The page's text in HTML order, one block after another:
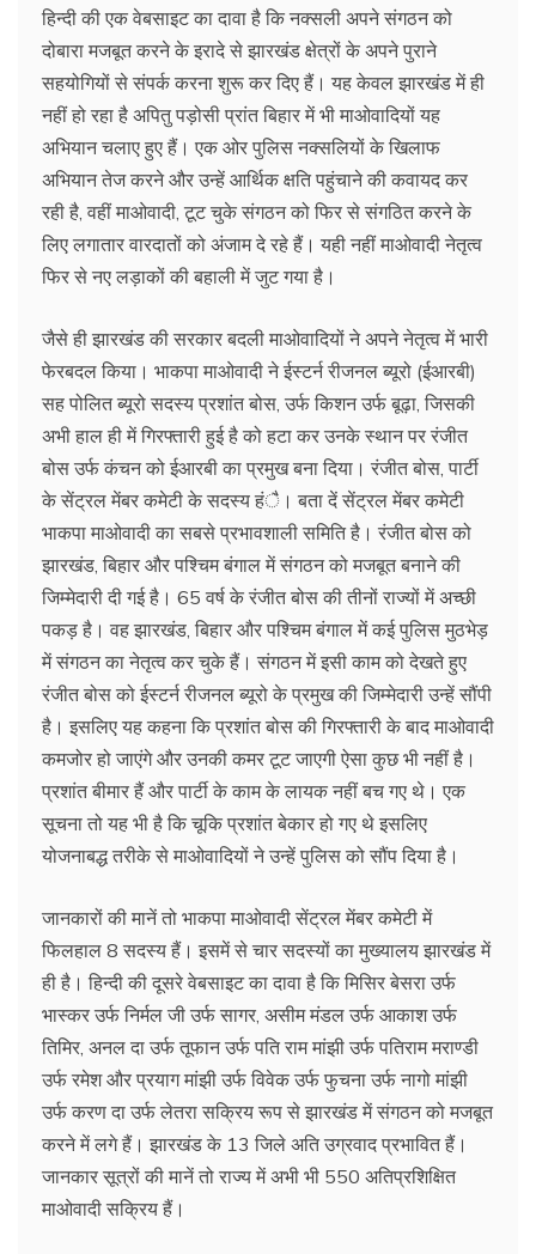
हिन्दी की एक वेबसाइट का दावा है कि नक्सली अपने संगठन को
दोबारा मजबूत करने के इरादे से झारखंड क्षेत्रों के अपने पुराने
सहयोगियों से संपर्क करना शुरू कर दिए हैं। यह केवल झारखंड में ही
नहीं हो रहा है अपितु पड़ोसी प्रांत बिहार में भी माओवादियों यह
अभियान चलाए हुए हैं। एक ओर पुलिस नक्सलियों के खिलाफ
अभियान तेज करने और उन्हें आर्थिक क्षति पहुंचाने की कवायद कर
रही है, वहीं माओवादी, टूट चुके संगठन को फिर से संगठित करने के
लिए लगातार वारदातों को अंजाम दे रहे हैं। यही नहीं माओवादी नेतृत्व
फिर से नए लड़ाकों की बहाली में जुट गया है।
जैसे ही झारखंड की सरकार बदली माओवादियों ने अपने नेतृत्व में भारी
फेरबदल किया। भाकपा माओवादी ने ईस्टर्न रीजनल ब्यूरो (ईआरबी)
सह पोलित ब्यूरो सदस्य प्रशांत बोस, उर्फ किशन उर्फ बूढ़ा, जिसकी
अभी हाल ही में गिरफ्तारी हुई है को हटा कर उनके स्थान पर रंजीत
बोस उर्फ कंचन को ईआरबी का प्रमुख बना दिया। रंजीत बोस, पार्टी
के सेंट्रल मेंबर कमेटी के सदस्य हंै। बता दें सेंट्रल मेंबर कमेटी
भाकपा माओवादी का सबसे प्रभावशाली समिति है। रंजीत बोस को
झारखंड, बिहार और पश्चिम बंगाल में संगठन को मजबूत बनाने की
जिम्मेदारी दी गई है। 65 वर्ष के रंजीत बोस की तीनों राज्यों में अच्छी
पकड़ है। वह झारखंड, बिहार और पश्चिम बंगाल में कई पुलिस मुठभेड़
में संगठन का नेतृत्व कर चुके हैं। संगठन में इसी काम को देखते हुए
रंजीत बोस को ईस्टर्न रीजनल ब्यूरो के प्रमुख की जिम्मेदारी उन्हें सौंपी
है। इसलिए यह कहना कि प्रशांत बोस की गिरफ्तारी के बाद माओवादी
कमजोर हो जाएंगे और उनकी कमर टूट जाएगी ऐसा कुछ भी नहीं है।
प्रशांत बीमार हैं और पार्टी के काम के लायक नहीं बच गए थे। एक
सूचना तो यह भी है कि चूकि प्रशांत बेकार हो गए थे इसलिए
योजनाबद्ध तरीके से माओवादियों ने उन्हें पुलिस को सौंप दिया है।
जानकारों की मानें तो भाकपा माओवादी सेंट्रल मेंबर कमेटी में
फिलहाल 8 सदस्य हैं। इसमें से चार सदस्यों का मुख्यालय झारखंड में
ही है। हिन्दी की दूसरे वेबसाइट का दावा है कि मिसिर बेसरा उर्फ
भास्कर उर्फ निर्मल जी उर्फ सागर, असीम मंडल उर्फ आकाश उर्फ
तिमिर, अनल दा उर्फ तूफान उर्फ पति राम मांझी उर्फ पतिराम मराण्डी
उर्फ रमेश और प्रयाग मांझी उर्फ विवेक उर्फ फुचना उर्फ नागो मांझी
उर्फ करण दा उर्फ लेतरा सक्रिय रूप से झारखंड में संगठन को मजबूत
करने में लगे हैं। झारखंड के 13 जिले अति उग्रवाद प्रभावित हैं।
जानकार सूत्रों की मानें तो राज्य में अभी भी 550 अतिप्रशिक्षित
माओवादी सक्रिय हैं।